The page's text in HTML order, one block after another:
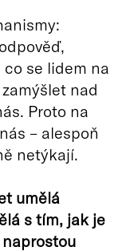
se lidem na
nad
Proto na
– alespoň
netýkají.
umělá
s tím, jak je